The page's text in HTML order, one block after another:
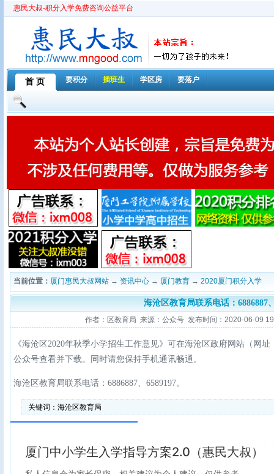
惠民大叔-积分入学免费咨询公益平台
首 页 要积分 插班生 学区房 要落户
当前位置： 厦门惠民大叔网站 → 资讯中心 → 厦门教育 → 2020厦门积分入学
海沧区教育局联系电话：6886887
作者：区教育局 来源：公众号 发布时间：2020-06-09
《海沧区2020年秋季小学招生工作意见》可在海沧区政府网站（网址
公众号查看并下载。同时请您保持手机通讯畅通。
海沧区教育局联系电话：6886887、6589197。
关键词： 海沧区教育局